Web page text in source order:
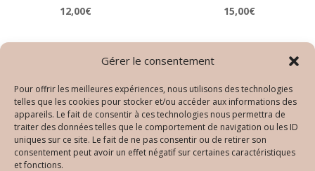
Gérer le consentement
Pour offrir les meilleures expériences, nous utilisons des technologies
telles que les cookies pour stocker et/ou accéder aux informations des
appareils. Le fait de consentir à ces technologies nous permettra de
traiter des données telles que le comportement de navigation ou les ID
uniques sur ce site. Le fait de ne pas consentir ou de retirer son
consentement peut avoir un effet négatif sur certaines caractéristiques
et fonctions.
12,00€
15,00€